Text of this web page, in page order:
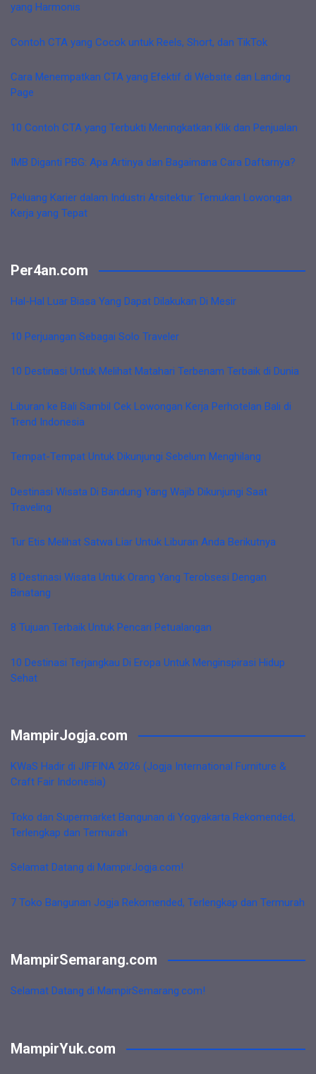
yang Harmonis
Contoh CTA yang Cocok untuk Reels, Short, dan TikTok
Cara Menempatkan CTA yang Efektif di Website dan Landing
Page
10 Contoh CTA yang Terbukti Meningkatkan Klik dan Penjualan
IMB Diganti PBG: Apa Artinya dan Bagaimana Cara Daftarnya?
Peluang Karier dalam Industri Arsitektur: Temukan Lowongan
Kerja yang Tepat
Per4an.com
Hal-Hal Luar Biasa Yang Dapat Dilakukan Di Mesir
10 Perjuangan Sebagai Solo Traveler
10 Destinasi Untuk Melihat Matahari Terbenam Terbaik di Dunia
Liburan ke Bali Sambil Cek Lowongan Kerja Perhotelan Bali di
Trend Indonesia
Tempat-Tempat Untuk Dikunjungi Sebelum Menghilang
Destinasi Wisata Di Bandung Yang Wajib Dikunjungi Saat
Traveling
Tur Etis Melihat Satwa Liar Untuk Liburan Anda Berikutnya
8 Destinasi Wisata Untuk Orang Yang Terobsesi Dengan
Binatang
8 Tujuan Terbaik Untuk Pencari Petualangan
10 Destinasi Terjangkau Di Eropa Untuk Menginspirasi Hidup
Sehat
MampirJogja.com
KWaS Hadir di JIFFINA 2026 (Jogja International Furniture &
Craft Fair Indonesia)
Toko dan Supermarket Bangunan di Yogyakarta Rekomended,
Terlengkap dan Termurah
Selamat Datang di MampirJogja.com!
7 Toko Bangunan Jogja Rekomended, Terlengkap dan Termurah
MampirSemarang.com
Selamat Datang di MampirSemarang.com!
MampirYuk.com